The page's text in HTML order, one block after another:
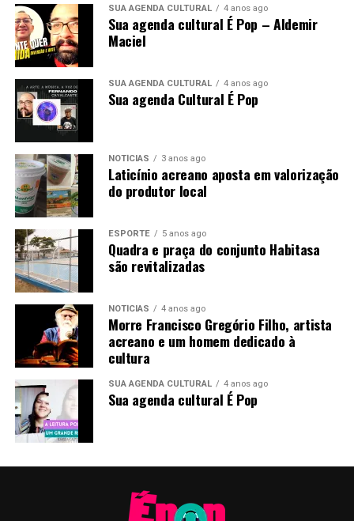
SUA AGENDA CULTURAL 4 anos ago
Sua agenda cultural É Pop – Aldemir
Maciel
SUA AGENDA CULTURAL 4 anos ago
Sua agenda Cultural É Pop
NOTÍCIAS 3 anos ago
Laticínio acreano aposta em valorização
do produtor local
ESPORTE 5 anos ago
Quadra e praça do conjunto Habitasa
são revitalizadas
NOTÍCIAS 4 anos ago
Morre Francisco Gregório Filho, artista
acreano e um homem dedicado à
cultura
SUA AGENDA CULTURAL 4 anos ago
Sua agenda cultural É Pop